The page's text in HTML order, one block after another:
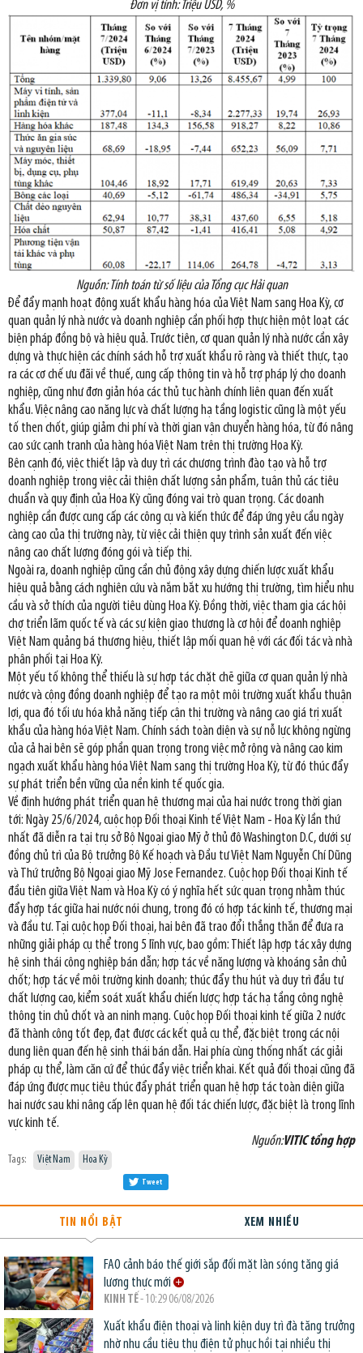
Đơn vị tính: Triệu USD, %
Nguồn: Tính toán từ số liệu của Tổng cục Hải quan
Để đẩy mạnh hoạt động xuất khẩu hàng hóa của Việt Nam sang Hoa Kỳ, cơ
quan quản lý nhà nước và doanh nghiệp cần phối hợp thực hiện một loạt các
biện pháp đồng bộ và hiệu quả. Trước tiên, cơ quan quản lý nhà nước cần xây
dựng và thực hiện các chính sách hỗ trợ xuất khẩu rõ ràng và thiết thực, tạo
ra các cơ chế ưu đãi về thuế, cung cấp thông tin và hỗ trợ pháp lý cho doanh
nghiệp, cũng như đơn giản hóa các thủ tục hành chính liên quan đến xuất
khẩu. Việc nâng cao năng lực và chất lượng hạ tầng logistic cũng là một yếu
tố then chốt, giúp giảm chi phí và thời gian vận chuyển hàng hóa, từ đó nâng
cao sức cạnh tranh của hàng hóa Việt Nam trên thị trường Hoa Kỳ.
Bên cạnh đó, việc thiết lập và duy trì các chương trình đào tạo và hỗ trợ
doanh nghiệp trong việc cải thiện chất lượng sản phẩm, tuân thủ các tiêu
chuẩn và quy định của Hoa Kỳ cũng đóng vai trò quan trọng. Các doanh
nghiệp cần được cung cấp các công cụ và kiến thức để đáp ứng yêu cầu ngày
càng cao của thị trường này, từ việc cải thiện quy trình sản xuất đến việc
nâng cao chất lượng đóng gói và tiếp thị.
Ngoài ra, doanh nghiệp cũng cần chủ động xây dựng chiến lược xuất khẩu
hiệu quả bằng cách nghiên cứu và nắm bắt xu hướng thị trường, tìm hiểu nhu
cầu và sở thích của người tiêu dùng Hoa Kỳ. Đồng thời, việc tham gia các hội
chợ triển lãm quốc tế và các sự kiện giao thương là cơ hội để doanh nghiệp
Việt Nam quảng bá thương hiệu, thiết lập mối quan hệ với các đối tác và nhà
phân phối tại Hoa Kỳ.
Một yếu tố không thể thiếu là sự hợp tác chặt chẽ giữa cơ quan quản lý nhà
nước và cộng đồng doanh nghiệp để tạo ra một môi trường xuất khẩu thuận
lợi, qua đó tối ưu hóa khả năng tiếp cận thị trường và nâng cao giá trị xuất
khẩu của hàng hóa Việt Nam. Chính sách toàn diện và sự nỗ lực không ngừng
của cả hai bên sẽ góp phần quan trọng trong việc mở rộng và nâng cao kim
ngạch xuất khẩu hàng hóa Việt Nam sang thị trường Hoa Kỳ, từ đó thúc đẩy
sự phát triển bền vững của nền kinh tế quốc gia.
Về định hướng phát triển quan hệ thương mại của hai nước trong thời gian
tới: Ngày 25/6/2024, cuộc họp Đối thoại Kinh tế Việt Nam - Hoa Kỳ lần thứ
nhất đã diễn ra tại trụ sở Bộ Ngoại giao Mỹ ở thủ đô Washington D.C, dưới sự
đồng chủ trì của Bộ trưởng Bộ Kế hoạch và Đầu tư Việt Nam Nguyễn Chí Dũng
và Thứ trưởng Bộ Ngoại giao Mỹ Jose Fernandez. Cuộc họp Đối thoại Kinh tế
đầu tiên giữa Việt Nam và Hoa Kỳ có ý nghĩa hết sức quan trọng nhằm thúc
đẩy hợp tác giữa hai nước nói chung, trong đó có hợp tác kinh tế, thương mại
và đầu tư. Tại cuộc họp Đối thoại, hai bên đã trao đổi thẳng thắn để đưa ra
những giải pháp cụ thể trong 5 lĩnh vực, bao gồm: Thiết lập hợp tác xây dựng
hệ sinh thái công nghiệp bán dẫn; hợp tác về năng lượng và khoáng sản chủ
chốt; hợp tác về môi trường kinh doanh; thúc đẩy thu hút và duy trì đầu tư
chất lượng cao, kiểm soát xuất khẩu chiến lược; hợp tác hạ tầng công nghệ
thông tin chủ chốt và an ninh mạng. Cuộc họp Đối thoại kinh tế giữa 2 nước
đã thành công tốt đẹp, đạt được các kết quả cụ thể, đặc biệt trong các nội
dung liên quan đến hệ sinh thái bán dẫn. Hai phía cùng thống nhất các giải
pháp cụ thể, làm căn cứ để thúc đẩy việc triển khai. Kết quả đối thoại cũng đã
đáp ứng được mục tiêu thúc đẩy phát triển quan hệ hợp tác toàn diện giữa
hai nước sau khi nâng cấp lên quan hệ đối tác chiến lược, đặc biệt là trong lĩnh
vực kinh tế.
Nguồn:VITIC tổng hợp
Tags: Việt Nam Hoa Kỳ
Tweet
TIN NỔI BẬT XEM NHIỀU
FAO cảnh báo thế giới sắp đối mặt làn sóng tăng giá
lương thực mới
KINH TẾ- 10:29 06/08/2026
Xuất khẩu điện thoại và linh kiện duy trì đà tăng trưởng
nhờ nhu cầu tiêu thụ điện tử phục hồi tại nhiều thị